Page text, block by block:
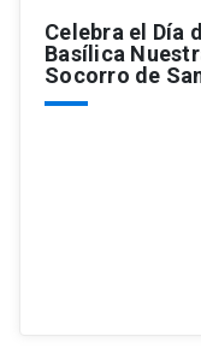
Celebra el Día
Basílica
Socorro de